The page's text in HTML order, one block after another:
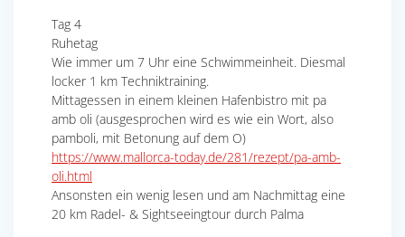
Tag 4
Ruhetag
Wie immer um 7 Uhr eine Schwimmeinheit. Diesmal
locker 1 km Techniktraining.
Mittagessen in einem kleinen Hafenbistro mit pa
amb oli (ausgesprochen wird es wie ein Wort, also
pamboli, mit Betonung auf dem O)
https://www.mallorca-today.de/281/rezept/pa-amb-
oli.html
Ansonsten ein wenig lesen und am Nachmittag eine
20 km Radel- & Sightseeingtour durch Palma